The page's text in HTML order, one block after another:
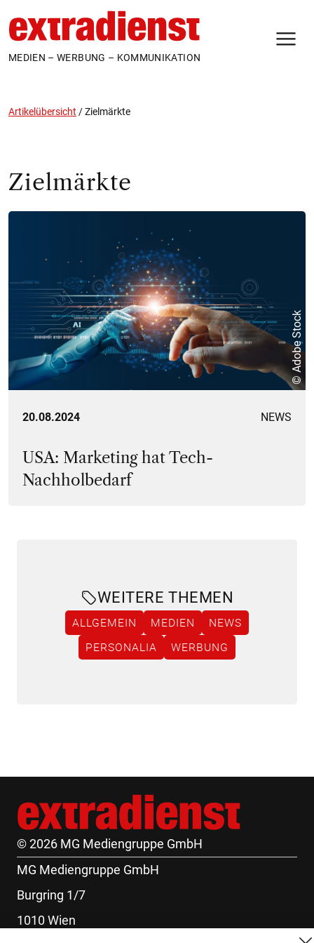
MEDIEN – WERBUNG – KOMMUNIKATION
Artikelübersicht /Zielmärkte
Zielmärkte
© Adobe Stock
20.08.2024 NEWS
USA: Marketing hat Tech-
Nachholbedarf
WEITERE THEMEN
ALLGEMEIN MEDIEN
NEWS
PERSONALIA
WERBUNG
© 2026 MG Mediengruppe GmbH
MG Mediengruppe GmbH
Burgring 1/7
1010 Wien